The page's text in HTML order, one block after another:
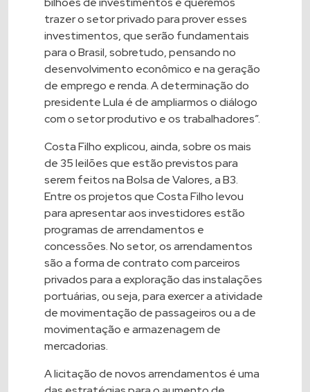
trazer o setor privado para prover esses
investimentos, que serão fundamentais
para o Brasil, sobretudo, pensando no
desenvolvimento econômico e na geração
de emprego e renda. A determinação do
presidente Lula é de ampliarmos o diálogo
com o setor produtivo e os trabalhadores”.
Costa Filho explicou, ainda, sobre os mais
de 35 leilões que estão previstos para
serem feitos na Bolsa de Valores, a B3.
Entre os projetos que Costa Filho levou
para apresentar aos investidores estão
programas de arrendamentos e
concessões. No setor, os arrendamentos
são a forma de contrato com parceiros
privados para a exploração das instalações
portuárias, ou seja, para exercer a atividade
de movimentação de passageiros ou a de
movimentação e armazenagem de
mercadorias.
A licitação de novos arrendamentos é uma